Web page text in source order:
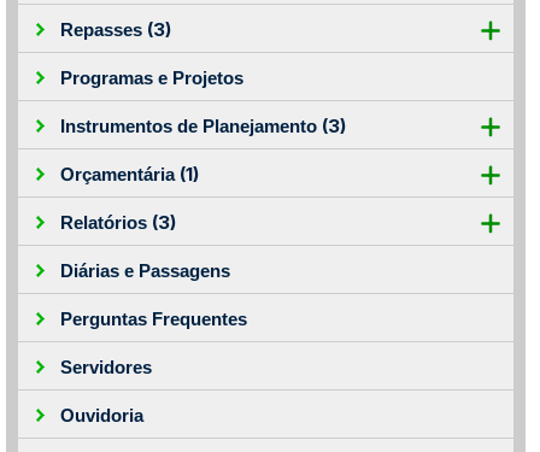
Repasses (3)
Programas e Projetos
Instrumentos de Planejamento (3)
Orçamentária (1)
Relatórios (3)
Diárias e Passagens
Perguntas Frequentes
Servidores
Ouvidoria